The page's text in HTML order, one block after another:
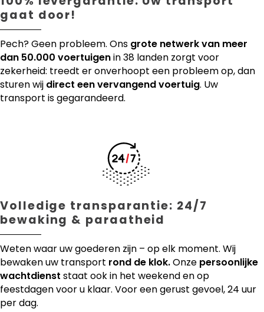
gaat door!
Pech? Geen probleem. Ons grote netwerk van meer
dan 50.000 voertuigenin 38 landen zorgt voor
zekerheid: treedt er onverhoopt een probleem op, dan
sturen wij direct een vervangend voertuig. Uw
transport is gegarandeerd.
Volledige transparantie: 24/7
bewaking & paraatheid
Weten waar uw goederen zijn – op elk moment. Wij
bewaken uw transport rond de klok.Onze persoonlijke
wachtdienst staat ook in het weekend en op
feestdagen voor u klaar. Voor een gerust gevoel, 24 uur
per dag.